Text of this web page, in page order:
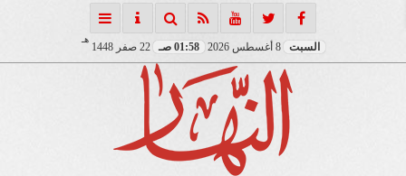
السبت 8 أغسطس 2026 01:58 صـ 22 صفر 1448
هـ